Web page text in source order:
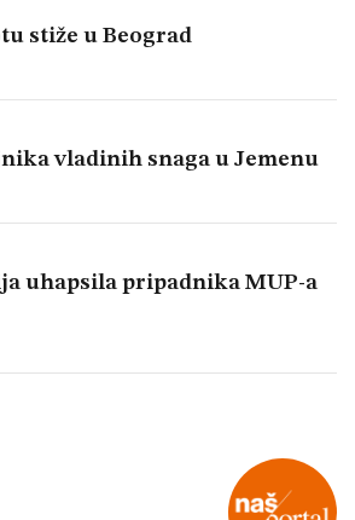
stiže u Beograd
ubili 58 vojnika vladinih snaga u Jemenu
uhapsila pripadnika MUP-a